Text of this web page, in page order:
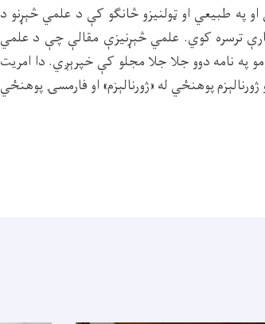
په طبيعي او ټولنيزو څانګو کې د علمي څېړنو د
ترسره کوي. علمي څېړنیزې مقالې چې د علمي
په نامه دوو جلا جلا مجلو کې خپرېږي. دا امریت
پوهنځي له «ژورنالېزم» او فارمسۍ پوهنځي